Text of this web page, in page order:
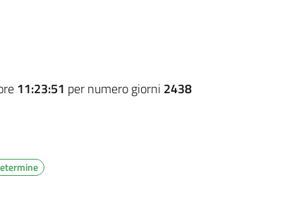
11:23:51 per numero giorni 2438